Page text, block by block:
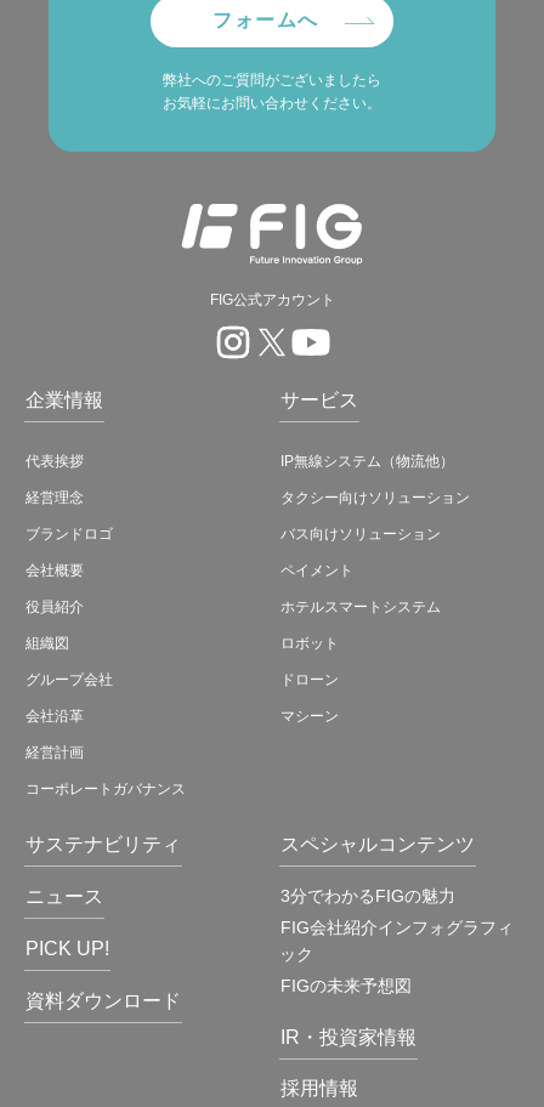
フォームへ
弊社へのご質問がございましたら
お気軽にお問い合わせください。
FIG公式アカウント
企業情報
代表挨拶
経営理念
ブランドロゴ
会社概要
役員紹介
組織図
グループ会社
会社沿革
経営計画
コーポレートガバナンス
サービス
IP無線システム（物流他）
タクシー向けソリューション
バス向けソリューション
ペイメント
ホテルスマートシステム
ロボット
ドローン
マシーン
サステナビリティ
ニュース
PICK UP!
資料ダウンロード
スペシャルコンテンツ
3分でわかるFIGの魅力
FIG会社紹介インフォグラフィ
ック
FIGの未来予想図
IR・投資家情報
採用情報